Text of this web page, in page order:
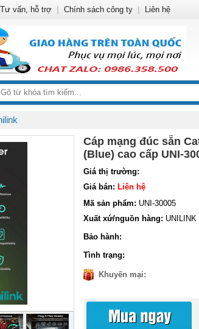
Cáp mạng đúc sẵn
(Blue) cao cấp UNI-
Giá thị trường:
Giá bán: Liên hệ
Mã sản phẩm: UNI-30005
Xuất xứ/nguồn hàng: UNILINK
Bảo hành:
Tình trạng:
Khuyến mại:
Tư vấn, hỗ trợ Chính sách công ty Liên hệ